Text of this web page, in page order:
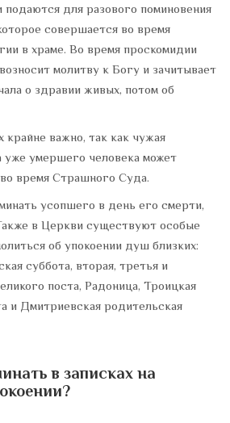
подаются для разового поминовения
совершается во время
в храме. Во время проскомидии
молитву к Богу и зачитывает
о здравии живых, потом об
важно, так как чужая
уже умершего человека может
время Страшного Суда.
усопшего в день его смерти,
в Церкви существуют особые
об упокоении душ близких:
суббота, вторая, третья и
поста, Радоница, Троицкая
и Дмитриевская родительская
в записках на